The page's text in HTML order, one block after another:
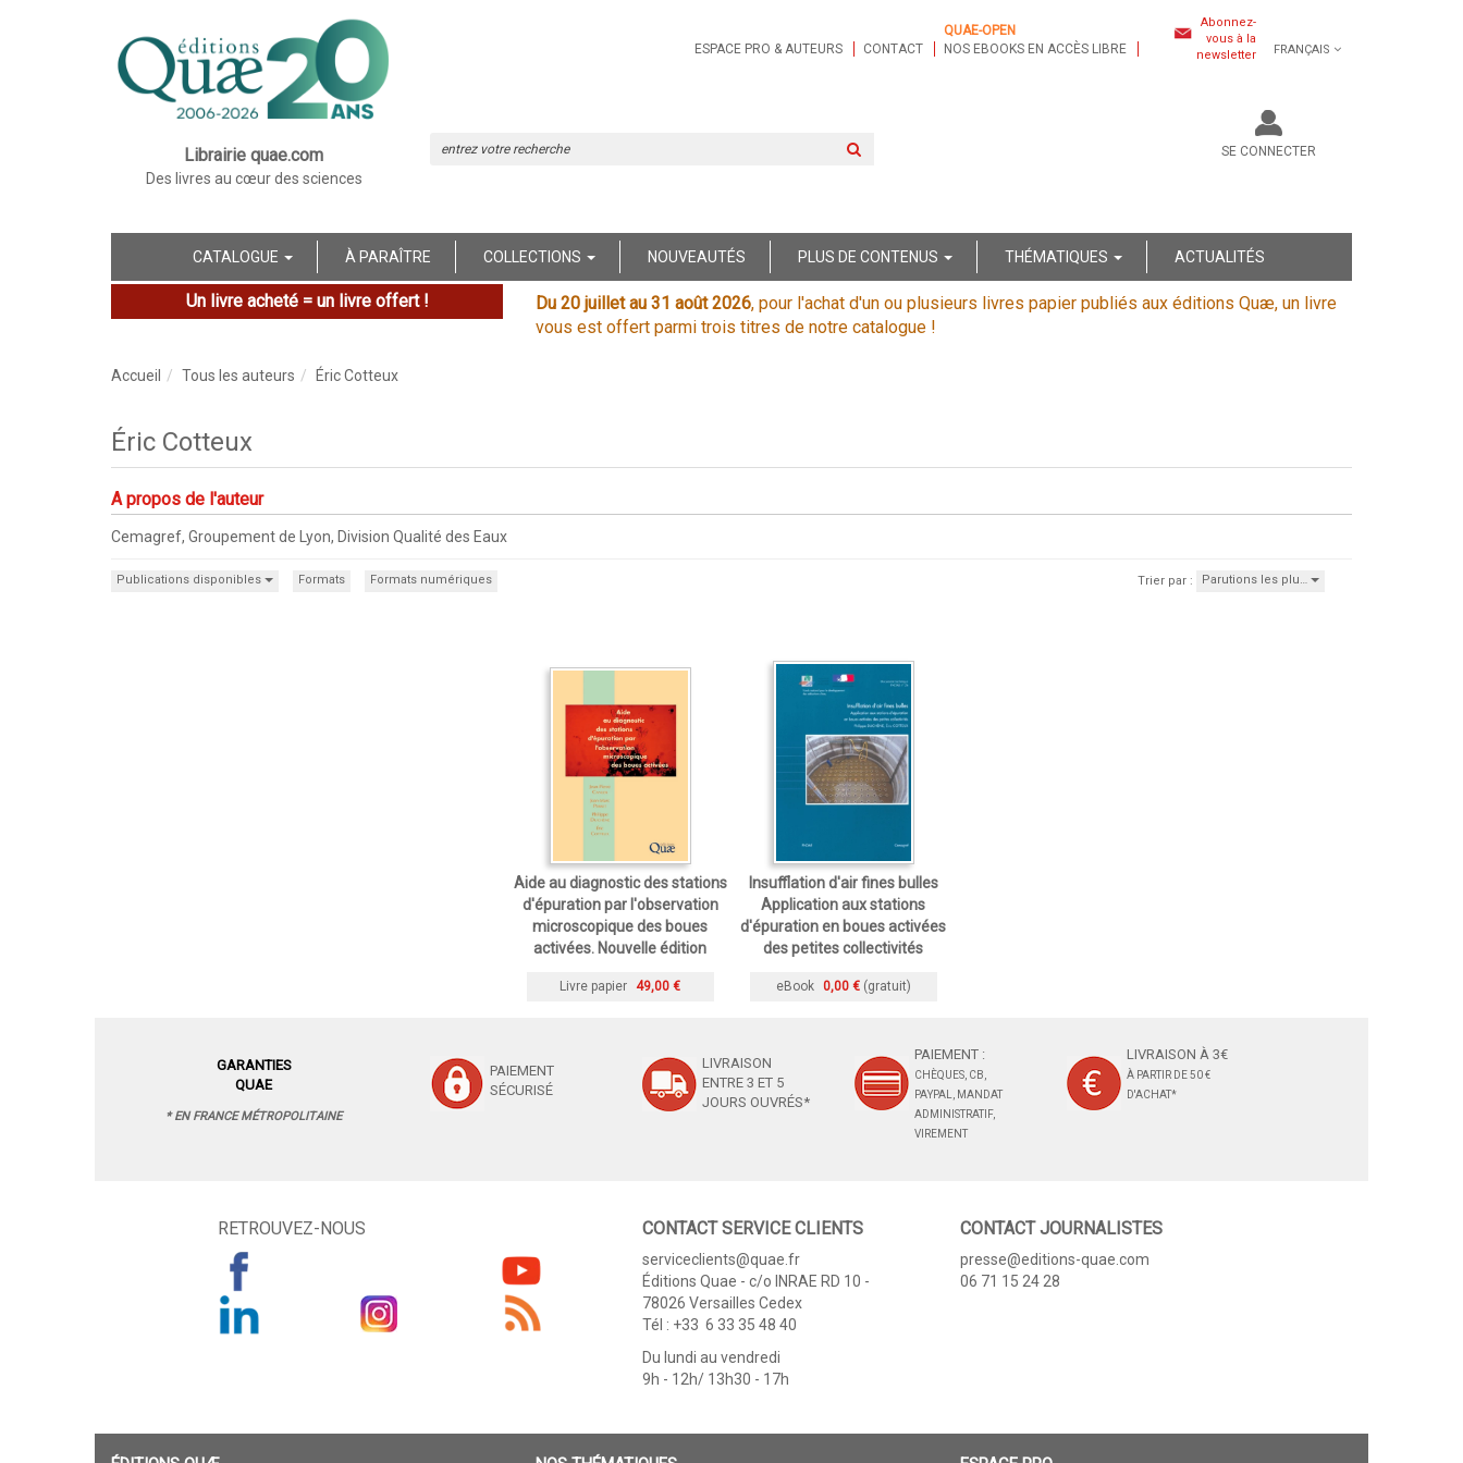
Librairie quae.com
Des livres au cœur des sciences
ESPACE PRO & AUTEURS CONTACT
QUAE-OPEN
NOS EBOOKS EN ACCÈS LIBRE
Abonnez-
vous à la
newsletter
FRANÇAIS
SE CONNECTER
CATALOGUE À PARAÎTRE COLLECTIONS NOUVEAUTÉS PLUS DE CONTENUS THÉMATIQUES ACTUALITÉS
Un livre acheté = un livre offert ! Du 20 juillet au 31 août 2026, pour l'achat d'un ou plusieurs livres papier publiés aux éditions Quæ, un livre
vous est offert parmi trois titres de notre catalogue !
Accueil Tous les auteurs Éric Cotteux
Éric Cotteux
A propos de l'auteur
Cemagref, Groupement de Lyon, Division Qualité des Eaux
Publications disponibles Formats Formats numériques Trier par : Parutions les plu…
Aide au diagnostic des stations
d'épuration par l'observation
microscopique des boues
activées. Nouvelle édition
Livre papier 49,00 €
Insufflation d'air fines bulles
Application aux stations
d'épuration en boues activées
des petites collectivités
eBook 0,00 € (gratuit)
GARANTIES
QUAE
* EN FRANCE MÉTROPOLITAINE
PAIEMENT
SÉCURISÉ
LIVRAISON
ENTRE 3 ET 5
JOURS OUVRÉS*
PAIEMENT :
CHÈQUES, CB,
PAYPAL, MANDAT
ADMINISTRATIF,
VIREMENT
LIVRAISON À 3€
À PARTIR DE 50 €
D'ACHAT*
RETROUVEZ-NOUS CONTACT SERVICE CLIENTS
serviceclients@quae.fr
Éditions Quae - c/o INRAE RD 10 -
78026 Versailles Cedex
Tél : +33 6 33 35 48 40
Du lundi au vendredi
9h - 12h/ 13h30 - 17h
CONTACT JOURNALISTES
presse@editions-quae.com
06 71 15 24 28